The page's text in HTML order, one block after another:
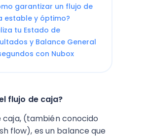
garantizar un flujo de
estable y óptimo?
tu Estado de
y Balance General
con Nubox
flujo de caja?
caja, (también conocido
flow), es un balance que